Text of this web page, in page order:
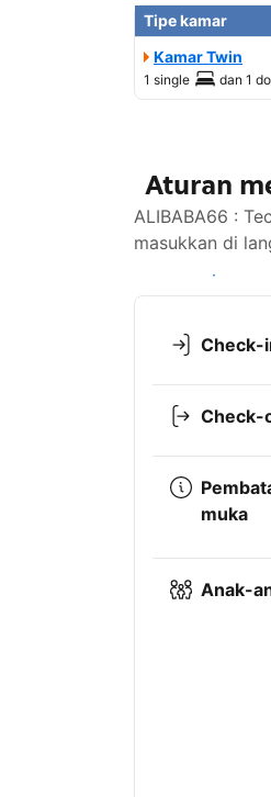
Tipe kamar
Kamar Twin
1 single dan 1
Aturan
ALIBABA66 :
masukkan di
Lihat ketersediaan
Check-
Check-
muka
Anak-